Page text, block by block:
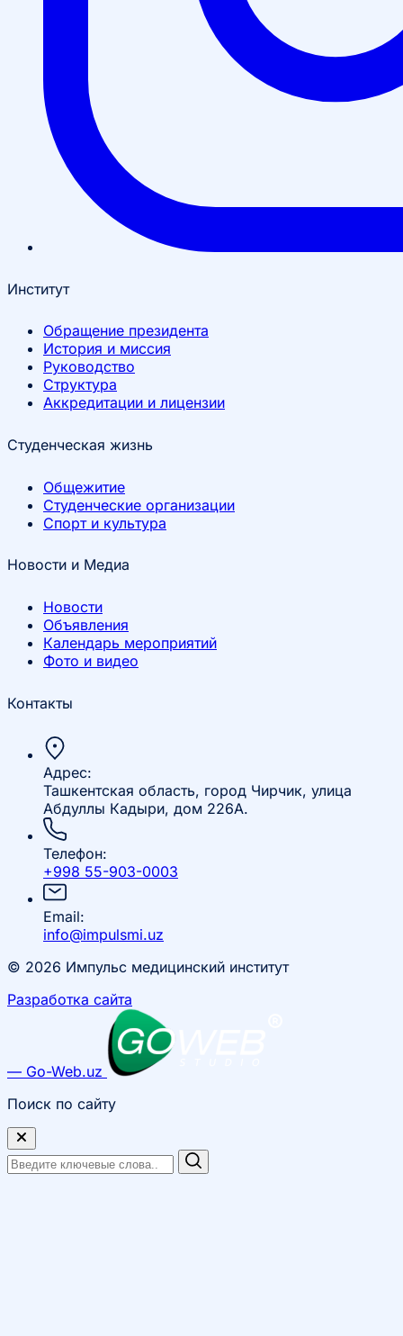
Институт
Обращение президента
История и миссия
Руководство
Структура
Аккредитации и лицензии
Студенческая жизнь
Общежитие
Студенческие организации
Спорт и культура
Новости и Медиа
Новости
Объявления
Календарь мероприятий
Фото и видео
Контакты
Адрес:
Ташкентская область, город Чирчик, улица
Абдуллы Кадыри, дом 226А.
Телефон:
+998 55-903-0003
Email:
info@impulsmi.uz
© 2026 Импульс медицинский институт
Разработка сайта
— Go-Web.uz
Поиск по сайту